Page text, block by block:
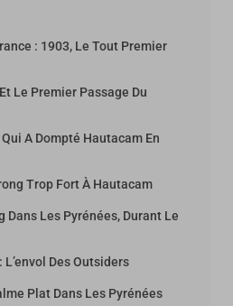
: 1903, Le Tout Premier
Le Premier Passage Du
A Dompté Hautacam En
Trop Fort À Hautacam
Dans Les Pyrénées, Durant Le
Des Outsiders
Plat Dans Les Pyrénées